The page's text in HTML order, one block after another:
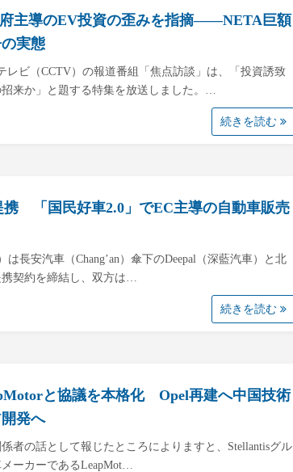
主導のEV投資の歪みを指摘――NETA巨額
実態
レビ（CCTV）の報道番組「焦点訪談」は、「投資誘致
来か」と題する特集を放送しました。…
続きを読む
携 「国民好車2.0」でEC主導の自動車販売
は長安汽車（Chang’an）傘下のDeepal（深藍汽車）と北
契約を締結し、双方は…
続きを読む
と協議を本格化 Opel再建へ中国技術
発へ
者の話として報じたところによりますと、Stellantisグル
ーカーであるLeapMot…